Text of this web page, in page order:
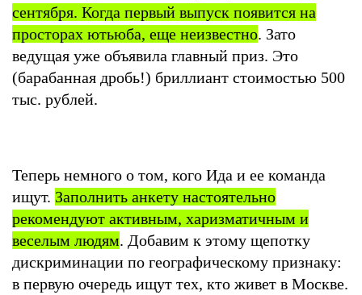
сентября. Когда первый выпуск появится на
просторах ютьюба, еще неизвестно. Зато
ведущая уже объявила главный приз. Это
(барабанная дробь!) бриллиант стоимостью 500
тыс. рублей.
Теперь немного о том, кого Ида и ее команда
ищут. Заполнить анкету настоятельно
рекомендуют активным, харизматичным и
веселым людям. Добавим к этому щепотку
дискриминации по географическому признаку:
в первую очередь ищут тех, кто живет в Москве.